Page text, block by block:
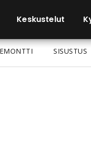
Keskustelut
SISUSTUS